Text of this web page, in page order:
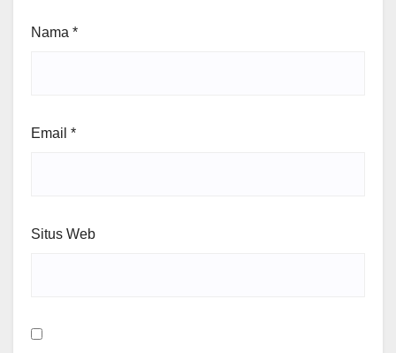
Nama *
Email *
Situs Web